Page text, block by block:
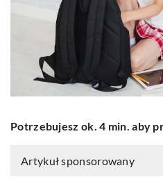
Potrzebujesz ok. 4 min. aby
Artykuł sponsorowany